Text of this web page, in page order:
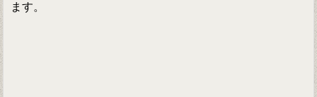
ます。